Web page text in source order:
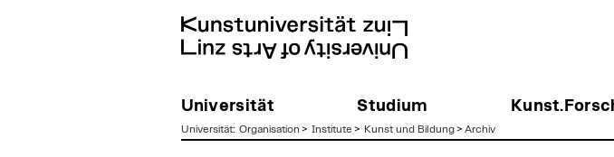
Universität Studium
Universität: Organisation > Institute > Kunst und Bildung> Archiv